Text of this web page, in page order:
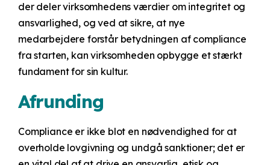
der deler virksomhedens værdier om integritet og
ansvarlighed, og ved at sikre, at nye
medarbejdere forstår betydningen af compliance
fra starten, kan virksomheden opbygge et stærkt
fundament for sin kultur.
Afrunding
Compliance er ikke blot en nødvendighed for at
overholde lovgivning og undgå sanktioner; det er